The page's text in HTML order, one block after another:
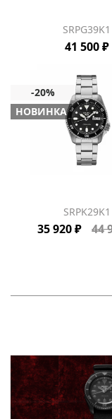
SRPG39K1
41 500 ₽
НОВИНКА
SRPK29K1
35 920 ₽ 44